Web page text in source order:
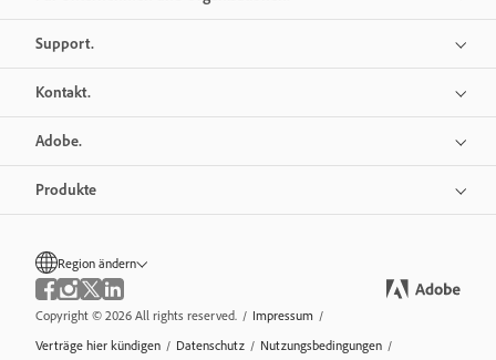
Support.
Kontakt.
Adobe.
Produkte
Region ändern
Copyright © 2026 All rights reserved. / Impressum /
Verträge hier kündigen / Datenschutz / Nutzungsbedingungen /